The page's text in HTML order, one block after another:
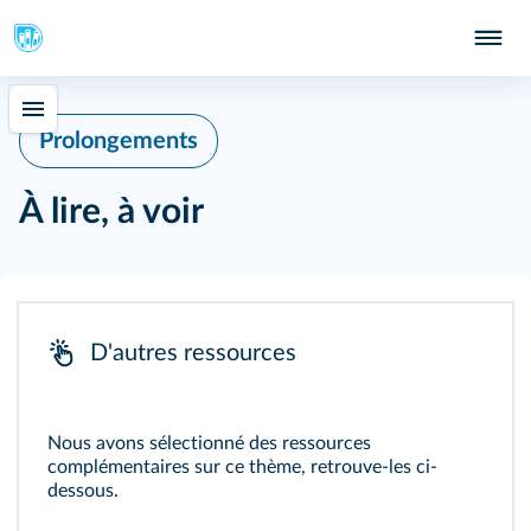
Prolongements
À lire, à voir
D'autres ressources
Nous avons sélectionné des ressources
complémentaires sur ce thème, retrouve-les ci-
dessous.